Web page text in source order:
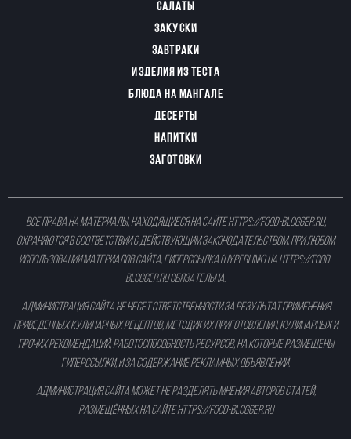
САЛАТЫ
ЗАКУСКИ
ЗАВТРАКИ
ИЗДЕЛИЯ ИЗ ТЕСТА
БЛЮДА НА МАНГАЛЕ
ДЕСЕРТЫ
НАПИТКИ
ЗАГОТОВКИ
Все права на материалы, находящиеся на сайтеhttps://food-blogger.ru,
охраняются в соответствии с действующим законодательством. При любом
использовании материалов сайта, гиперссылка (hyperlink) наhttps://food-
blogger.ruобязательна.
Администрация сайта не несет ответственности за результат применения
приведенных кулинарных рецептов, методик их приготовления, кулинарных и
прочих рекомендаций, работоспособность ресурсов, на которые размещены
гиперссылки, и за содержание рекламных объявлений.
Администрация сайта может не разделять мнения авторов статей,
размещённых на сайтеhttps://food-blogger.ru